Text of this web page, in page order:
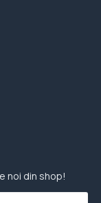
noi din shop!